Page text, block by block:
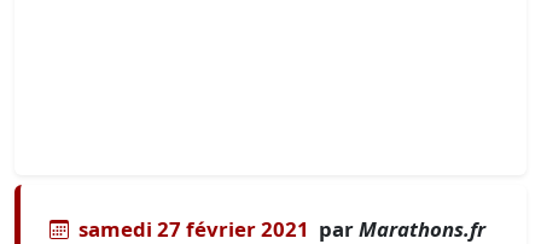
samedi 27 février 2021 parMarathons.fr